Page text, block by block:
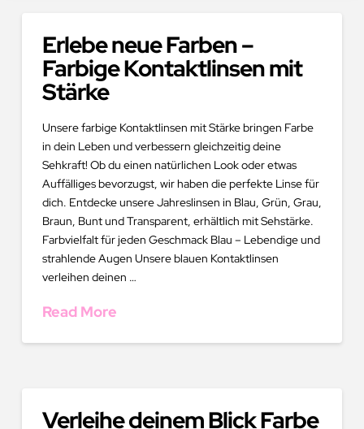
Erlebe neue Farben –
Farbige Kontaktlinsen mit
Stärke
Unsere farbige Kontaktlinsen mit Stärke bringen Farbe
in dein Leben und verbessern gleichzeitig deine
Sehkraft! Ob du einen natürlichen Look oder etwas
Auffälliges bevorzugst, wir haben die perfekte Linse für
dich. Entdecke unsere Jahreslinsen in Blau, Grün, Grau,
Braun, Bunt und Transparent, erhältlich mit Sehstärke.
Farbvielfalt für jeden Geschmack Blau – Lebendige und
strahlende Augen Unsere blauen Kontaktlinsen
verleihen deinen …
Read More
Verleihe deinem Blick Farbe